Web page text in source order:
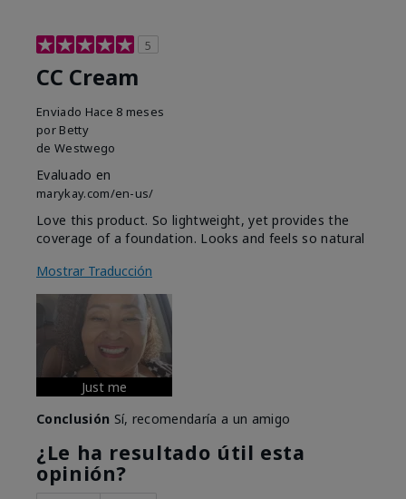
5
CC Cream
Enviado Hace 8 meses
por Betty
de Westwego
Evaluado en
marykay.com/en-us/
Love this product. So lightweight, yet provides the
coverage of a foundation. Looks and feels so natural
Mostrar Traducción
Just me
Conclusión Sí, recomendaría a un amigo
¿Le ha resultado útil esta
opinión?